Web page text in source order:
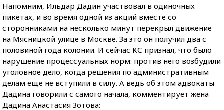
Напомним, Ильдар Дадин участвовал в одиночных
пикетах, и во время одной из акций вместе со
сторонниками на несколько минут перекрыл движение
на Мясницкой улице в Москве. За это он получил два с
половиной года колонии. И сейчас КС признал, что было
нарушение процессуальных норм: против него возбудили
уголовное дело, когда решения по административным
делам еще не вступили в силу. А ведь об этом адвокаты
Дадина говорили с самого начала, комментирует жена
Дадина Анастасия Зотова: